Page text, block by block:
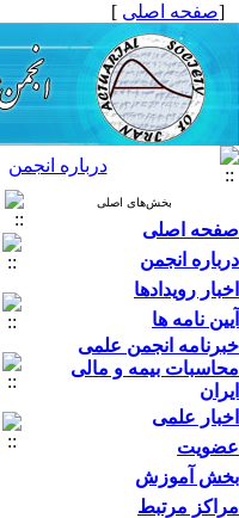
[صفحه اصلی ]
درباره انجمن
بخش‌های اصلی
صفحه اصلی
درباره انجمن
اخبار رویدادها
آیین نامه ها
خبرنامه انجمن علمی
محاسبات بیمه و مالی
ایران
اخبار علمی
عضویت
بخش آموزش
مراکز مرتبط